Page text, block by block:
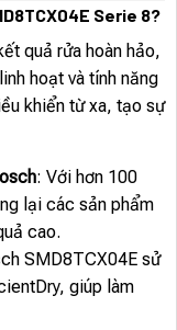
Serie 8?
quả rửa hoàn hảo,
hoạt và tính năng
khiển từ xa, tạo sự
: Với hơn 100
lại các sản phẩm
cao.
SMD8TCX04E sử
giúp làm